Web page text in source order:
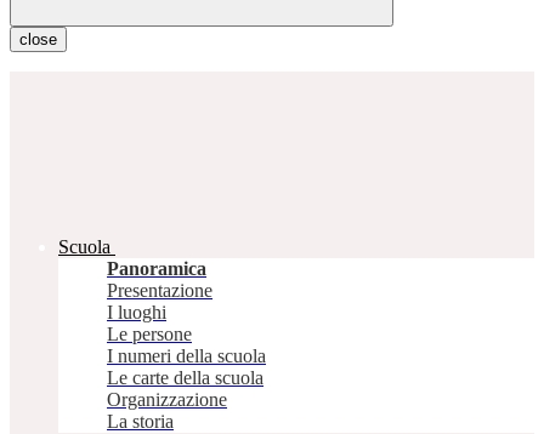
close
Scuola
Panoramica
Presentazione
I luoghi
Le persone
I numeri della scuola
Le carte della scuola
Organizzazione
La storia